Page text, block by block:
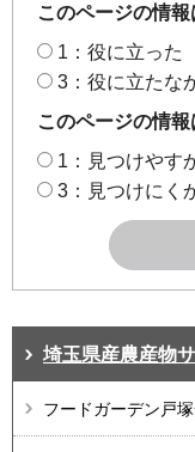
このページの情
1：役に立った
3：役に立たな
このページの情
1：見つけやす
3：見つけにく
埼玉県産農産物
フードガーデン戸